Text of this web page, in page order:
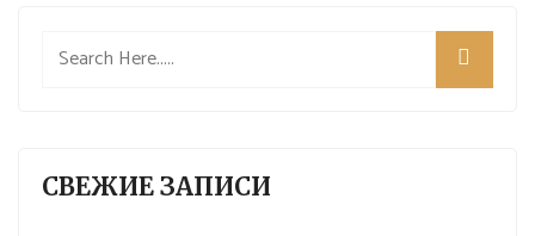
СВЕЖИЕ ЗАПИСИ